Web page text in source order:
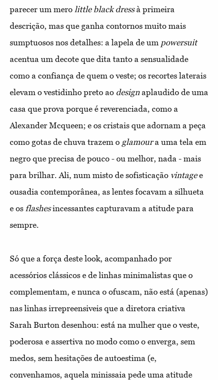
parecer um mero little black dressà primeira
descrição, mas que ganha contornos muito mais
sumptuosos nos detalhes: a lapela de um powersuit
acentua um decote que dita tanto a sensualidade
como a confiança de quem o veste; os recortes laterais
elevam o vestidinho preto ao design aplaudido de uma
casa que prova porque é reverenciada, como a
Alexander Mcqueen; e os cristais que adornam a peça
como gotas de chuva trazem o glamoura uma tela em
negro que precisa de pouco - ou melhor, nada - mais
para brilhar. Ali, num misto de sofisticação vintagee
ousadia contemporânea, as lentes focavam a silhueta
e os flashesincessantes capturavam a atitude para
sempre.
Só que a força deste look, acompanhado por
acessórios clássicos e de linhas minimalistas que o
complementam, e nunca o ofuscam, não está (apenas)
nas linhas irrepreensiveis que a diretora criativa
Sarah Burton desenhou: está na mulher que o veste,
poderosa e assertiva no modo como o enverga, sem
medos, sem hesitações de autoestima (e,
convenhamos, aquela minissaia pede uma atitude